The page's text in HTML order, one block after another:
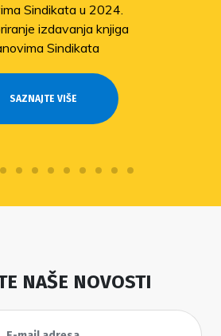
Sindikata u 2024.
izdavanja knjiga
Sindikata
SAZNAJTE VIŠE
NAŠE NOVOSTI